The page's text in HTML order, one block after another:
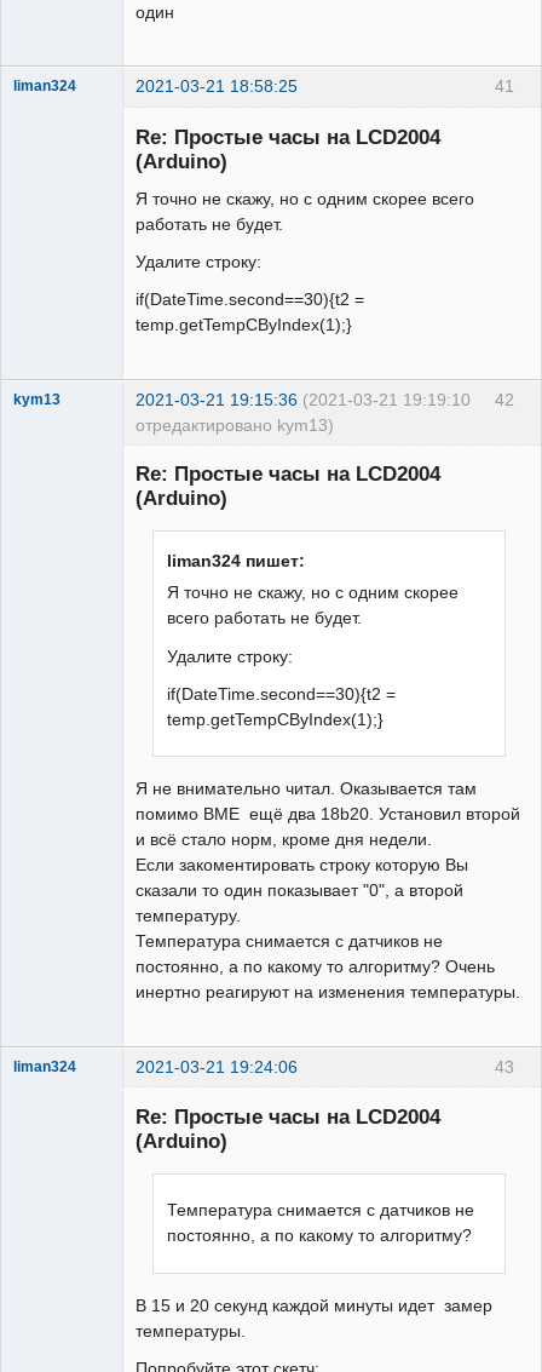
один
41
liman324 2021-03-21 18:58:25
Re: Простые часы на LCD2004
(Arduino)
Я точно не скажу, но с одним скорее всего
работать не будет.
Удалите строку:
if(DateTime.second==30){t2 =
temp.getTempCByIndex(1);}
42
kym13 2021-03-21 19:15:36 (2021-03-21 19:19:10
отредактировано kym13)
Re: Простые часы на LCD2004
(Arduino)
liman324 пишет:
Я точно не скажу, но с одним скорее
всего работать не будет.
Удалите строку:
if(DateTime.second==30){t2 =
temp.getTempCByIndex(1);}
Я не внимательно читал. Оказывается там
помимо ВМЕ ещё два 18b20. Установил второй
и всё стало норм, кроме дня недели.
Если закоментировать строку которую Вы
сказали то один показывает "0", а второй
температуру.
Температура снимается с датчиков не
постоянно, а по какому то алгоритму? Очень
инертно реагируют на изменения температуры.
43
liman324 2021-03-21 19:24:06
Re: Простые часы на LCD2004
(Arduino)
Температура снимается с датчиков не
постоянно, а по какому то алгоритму?
В 15 и 20 секунд каждой минуты идет замер
температуры.
Попробуйте этот скетч: